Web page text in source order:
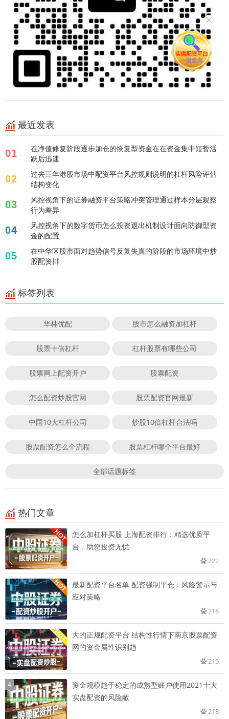
最近发表
01
在净值修复阶段逐步加仓的恢复型资金在在资金集中短暂活
跃后迅速
02
过去三年港股市场中配资平台风控规则说明的杠杆风险评估
结构变化
03
风控视角下的证券融资平台策略冲突管理通过样本分层观察
行为差异
04
风控视角下的数字货币怎么投资退出机制设计面向防御型资
金的配置
05
在中华区股市面对趋势信号反复失真的阶段的市场环境中炒
股配资排
标签列表
华林优配 股市怎么融资加杠杆
股票十倍杠杆 杠杆股票有哪些公司
股票网上配资开户 股票配资
怎么配资炒股官网 股票配资官网最新
中国10大杠杆公司 炒股10倍杠杆合法吗
股票配资怎么个流程 股票杠杆哪个平台最好
全部话题标签
热门文章
怎么加杠杆买股 上海配资排行：精选优质平
台，助您投资无忧
222
最新配资平台名单 配资强制平仓：风险警示与
应对策略
218
大的正规配资平台 结构性行情下南京股票配资
网的资金属性识别趋
215
4
资金规模趋于稳定的成熟型账户使用2021十大
实盘配资的风险敞
213